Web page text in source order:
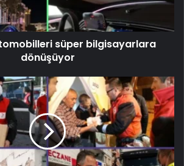
süper bilgisayarlara
dönüşüyor